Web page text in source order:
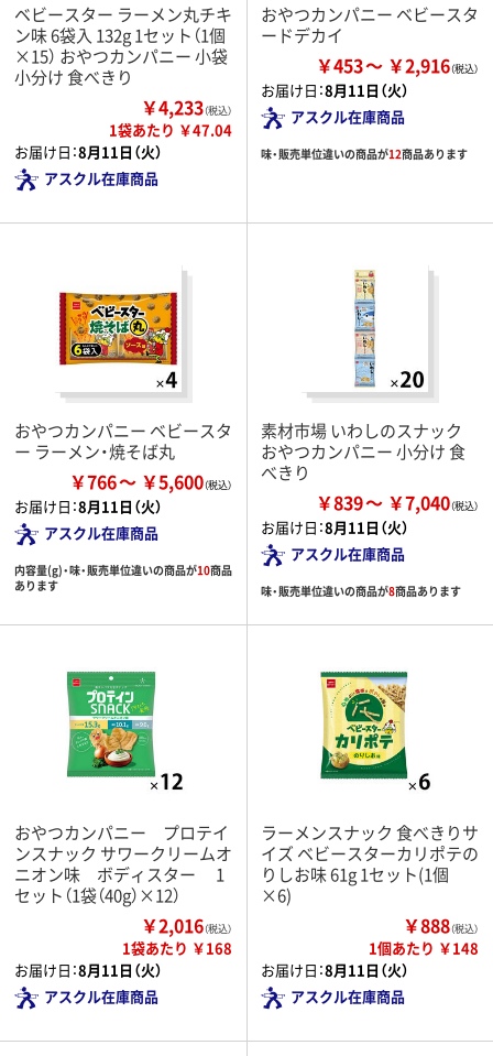
ベビースター ラーメン丸チキ
ン味 6袋入 132g 1セット（1個
×15） おやつカンパニー 小袋
小分け 食べきり
￥4,233（税込）
1袋あたり ￥47.04
お届け日：8月11日（火）
アスクル在庫商品
おやつカンパニー ベビースタ
ードデカイ
￥453 ￥2,916
お届け日：8月11日（火）
アスクル在庫商品
味・販売単位違いの商品が12商品あります
おやつカンパニー ベビースタ
ー ラーメン・焼そば丸
￥766 ￥5,600
お届け日：8月11日（火）
アスクル在庫商品
内容量(g)・味・販売単位違いの商品が10商品
あります
素材市場 いわしのスナック
おやつカンパニー 小分け 食
べきり
￥839 ￥7,040
お届け日：8月11日（火）
アスクル在庫商品
味・販売単位違いの商品が8商品あります
おやつカンパニー プロテイ
ンスナック サワークリームオ
ニオン味 ボディスター 1
セット（1袋（40g）×12）
￥2,016（税込）
1袋あたり ￥168
お届け日：8月11日（火）
アスクル在庫商品
ラーメンスナック 食べきりサ
イズ ベビースターカリポテの
りしお味 61g 1セット(1個
×6)
￥888（税込）
1個あたり ￥148
お届け日：8月11日（火）
アスクル在庫商品